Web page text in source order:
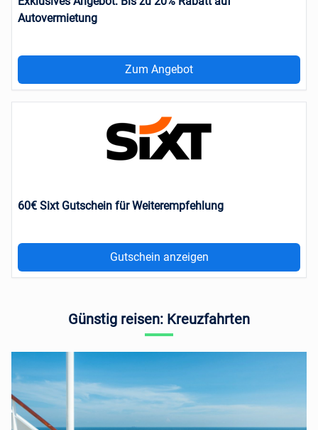
Autovermietung
Zum Angebot
60€ Sixt Gutschein für Weiterempfehlung
Gutschein anzeigen
Günstig reisen: Kreuzfahrten